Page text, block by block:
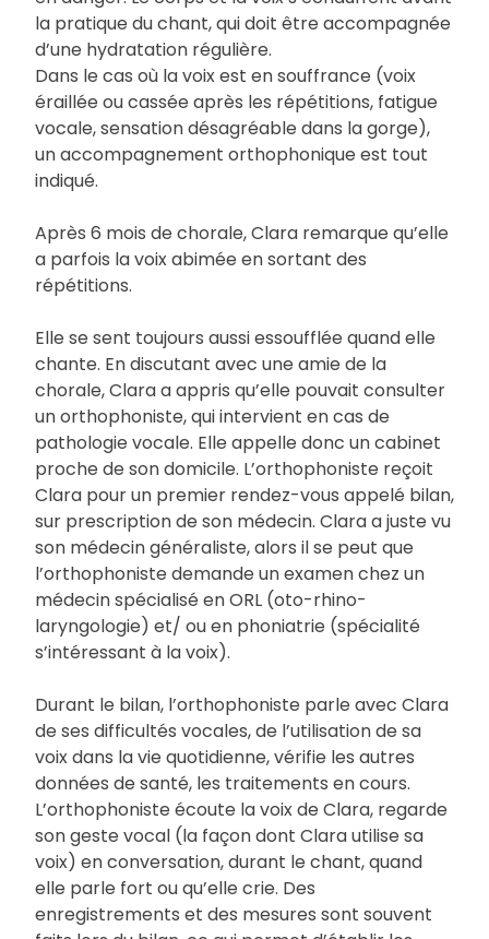
la pratique du chant, qui doit être accompagnée
d’une hydratation régulière.
Dans le cas où la voix est en souffrance (voix
éraillée ou cassée après les répétitions, fatigue
vocale, sensation désagréable dans la gorge),
un accompagnement orthophonique est tout
indiqué.
Après 6 mois de chorale, Clara remarque qu’elle
a parfois la voix abimée en sortant des
répétitions.
Elle se sent toujours aussi essoufflée quand elle
chante. En discutant avec une amie de la
chorale, Clara a appris qu’elle pouvait consulter
un orthophoniste, qui intervient en cas de
pathologie vocale. Elle appelle donc un cabinet
proche de son domicile. L’orthophoniste reçoit
Clara pour un premier rendez-vous appelé bilan,
sur prescription de son médecin. Clara a juste vu
son médecin généraliste, alors il se peut que
l’orthophoniste demande un examen chez un
médecin spécialisé en ORL (oto-rhino-
laryngologie) et/ ou en phoniatrie (spécialité
s’intéressant à la voix).
Durant le bilan, l’orthophoniste parle avec Clara
de ses difficultés vocales, de l’utilisation de sa
voix dans la vie quotidienne, vérifie les autres
données de santé, les traitements en cours.
L’orthophoniste écoute la voix de Clara, regarde
son geste vocal (la façon dont Clara utilise sa
voix) en conversation, durant le chant, quand
elle parle fort ou qu’elle crie. Des
enregistrements et des mesures sont souvent